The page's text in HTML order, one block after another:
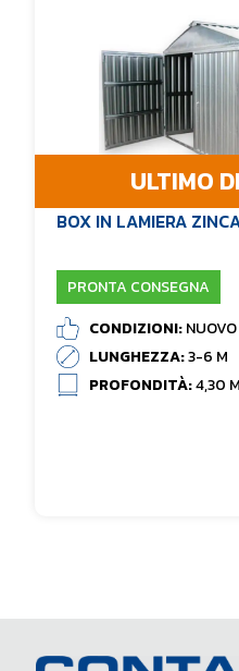
ULTIMO
BOX IN LAMIERA
PRONTA CONSEGNA
CONDIZIONI:NUOVO
LUNGHEZZA:3-6 M
PROFONDITÀ:4,30 M